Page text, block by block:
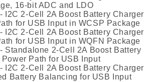
16-bit ADC and LDO
I2C 2-Cell 2A Boost Battery Charger
for USB Input in WCSP Package
I2C 2-Cell 2A Boost Battery Charger
for USB Input in WQFN Package
Standalone 2-Cell 2A Boost Battery
Path for USB Input
I2C 2-Cell 2A Boost Battery Charger
Battery Balancing for USB Input